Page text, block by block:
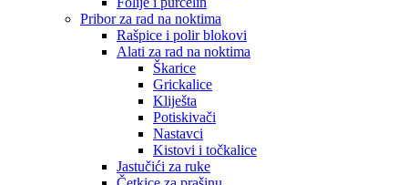
Pribor za rad na noktima
Rašpice i polir blokovi
Alati za rad na noktima
Škarice
Grickalice
Kliješta
Potiskivači
Nastavci
Kistovi i točkalice
Jastučići za ruke